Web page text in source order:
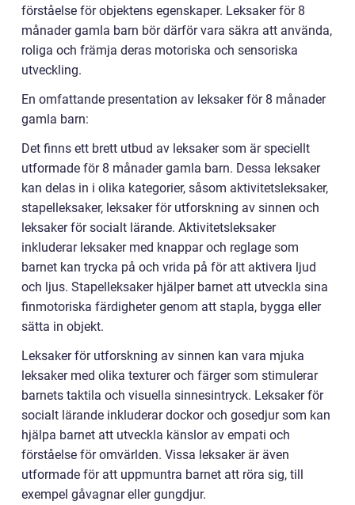
förståelse för objektens egenskaper. Leksaker för 8
månader gamla barn bör därför vara säkra att använda,
roliga och främja deras motoriska och sensoriska
utveckling.
En omfattande presentation av leksaker för 8 månader
gamla barn:
Det finns ett brett utbud av leksaker som är speciellt
utformade för 8 månader gamla barn. Dessa leksaker
kan delas in i olika kategorier, såsom aktivitetsleksaker,
stapelleksaker, leksaker för utforskning av sinnen och
leksaker för socialt lärande. Aktivitetsleksaker
inkluderar leksaker med knappar och reglage som
barnet kan trycka på och vrida på för att aktivera ljud
och ljus. Stapelleksaker hjälper barnet att utveckla sina
finmotoriska färdigheter genom att stapla, bygga eller
sätta in objekt.
Leksaker för utforskning av sinnen kan vara mjuka
leksaker med olika texturer och färger som stimulerar
barnets taktila och visuella sinnesintryck. Leksaker för
socialt lärande inkluderar dockor och gosedjur som kan
hjälpa barnet att utveckla känslor av empati och
förståelse för omvärlden. Vissa leksaker är även
utformade för att uppmuntra barnet att röra sig, till
exempel gåvagnar eller gungdjur.